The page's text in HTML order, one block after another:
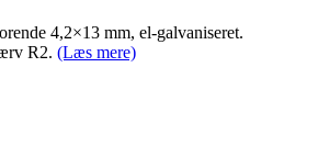
4,2×13 mm, el-galvaniseret.
R2. (Læs mere)